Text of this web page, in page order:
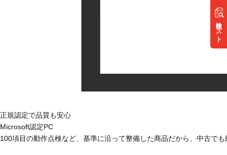
リスト
正規認定で品質も安心
Microsoft認定PC
100項目の動作点検など、基準に沿って整備した商品だから、中古で